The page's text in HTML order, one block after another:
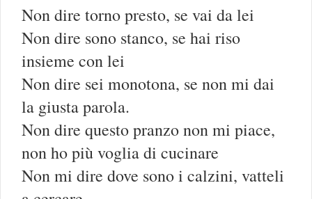
Non dire torno presto, se vai da lei
Non dire sono stanco, se hai riso
insieme con lei
Non dire sei monotona, se non mi dai
la giusta parola.
Non dire questo pranzo non mi piace,
non ho più voglia di cucinare
Non mi dire dove sono i calzini, vatteli